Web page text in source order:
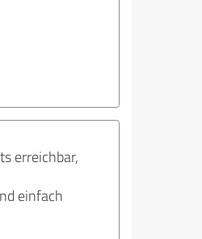
erreichbar,
einfach